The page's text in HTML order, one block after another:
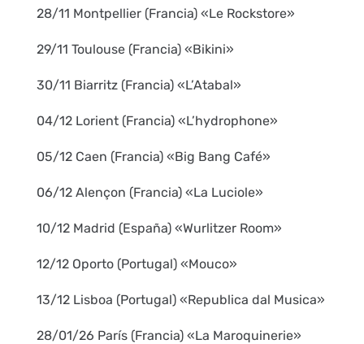
28/11 Montpellier (Francia) «Le Rockstore»
29/11 Toulouse (Francia) «Bikini»
30/11 Biarritz (Francia) «L’Atabal»
04/12 Lorient (Francia) «L’hydrophone»
05/12 Caen (Francia) «Big Bang Café»
06/12 Alençon (Francia) «La Luciole»
10/12 Madrid (España) «Wurlitzer Room»
12/12 Oporto (Portugal) «Mouco»
13/12 Lisboa (Portugal) «Republica dal Musica»
28/01/26 París (Francia) «La Maroquinerie»